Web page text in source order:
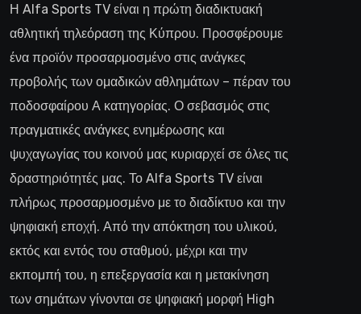
Η Alfa Sports TV είναι η πρώτη διαδικτυακή
αθλητική τηλεόραση της Κύπρου. Προσφέρουμε
ένα προϊόν προσαρμοσμένο στις ανάγκες
προβολής των ομαδικών αθλημάτων – πέραν του
ποδοσφαίρου Α κατηγορίας. Ο σεβασμός στις
πραγματικές ανάγκες ενημέρωσης και
ψυχαγωγίας του κοινού μας κυριαρχεί σε όλες τις
δραστηριότητές μας. Το Alfa Sports TV είναι
πλήρως προσαρμοσμένο με το διαδίκτυο και την
ψηφιακή εποχή. Από την απόκτηση του υλικού,
εκτός και εντός του σταθμού, μέχρι και την
εκπομπή του, η επεξεργασία και η μετακίνηση
των σημάτων γίνονται σε ψηφιακή μορφή High